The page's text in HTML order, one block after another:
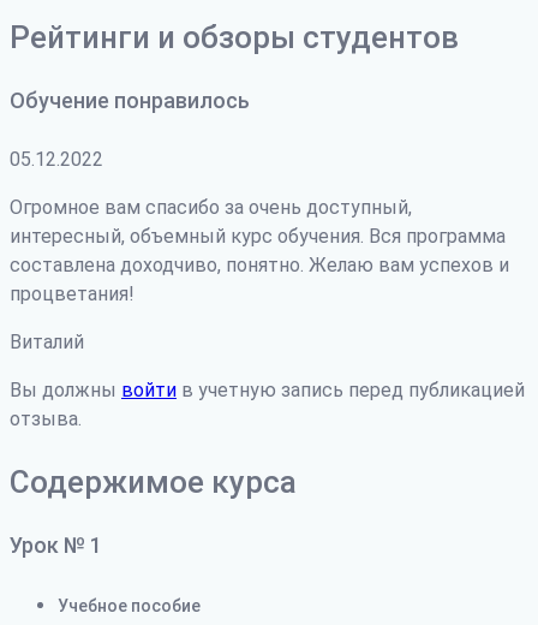
Рейтинги и обзоры студентов
Обучение понравилось
05.12.2022
Огромное вам спасибо за очень доступный,
интересный, объемный курс обучения. Вся программа
составлена доходчиво, понятно. Желаю вам успехов и
процветания!
Виталий
Вы должны войти в учетную запись перед публикацией
отзыва.
Содержимое курса
Урок № 1
Учебное пособие